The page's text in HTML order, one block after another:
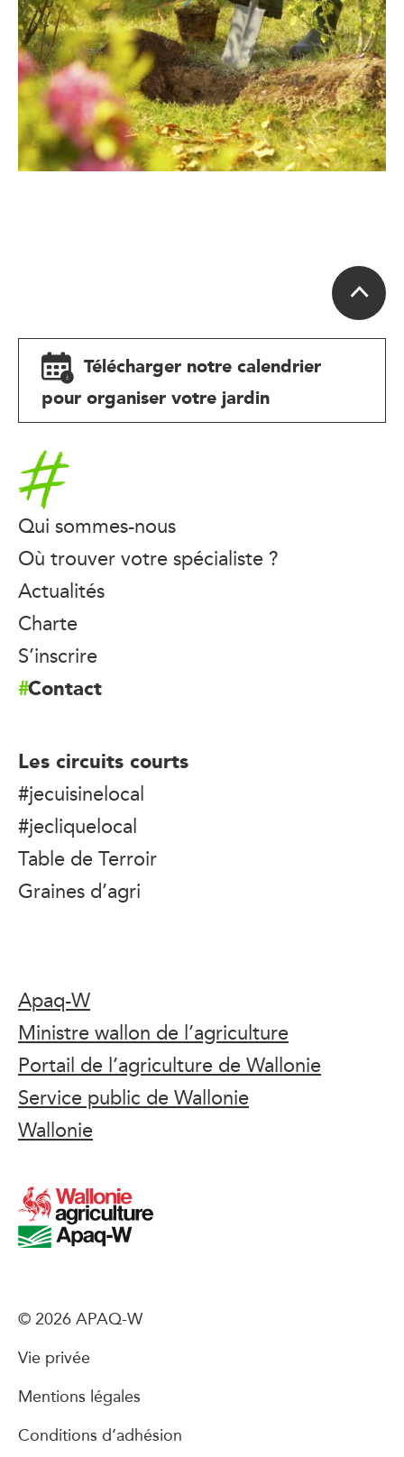
Télécharger notre calendrier
pour organiser votre jardin
Accueil
Qui sommes-nous
Où trouver votre spécialiste ?
Actualités
Charte
S’inscrire
Contact
Les circuits courts
#jecuisinelocal
#jecliquelocal
Table de Terroir
Graines d’agri
Apaq-W
Ministre wallon de l’agriculture
Portail de l’agriculture de Wallonie
Service public de Wallonie
Wallonie
© 2026 APAQ-W
Vie privée
Mentions légales
Conditions d’adhésion